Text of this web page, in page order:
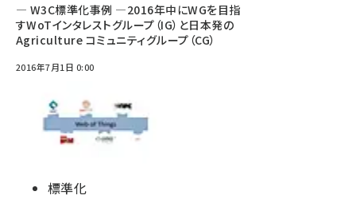
― W3C標準化事例 ―2016年中にWGを目指
すWoTインタレストグループ（IG）と日本発の
Agriculture コミュニティグループ（CG）
2016年7月1日 0:00
標準化